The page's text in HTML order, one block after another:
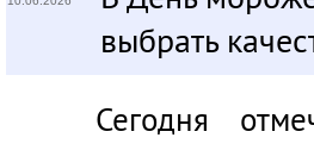
выбрать
Сегодня